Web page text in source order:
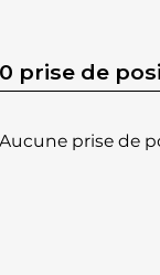
0 prise de
Aucune prise de